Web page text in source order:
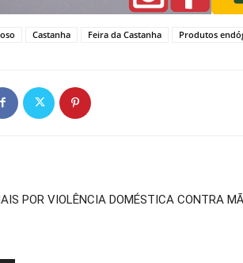
Castanha Feira da Castanha Produtos
POR VIOLÊNCIA DOMÉSTICA CONTRA